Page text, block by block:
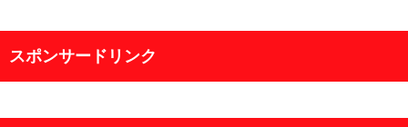
スポンサードリンク